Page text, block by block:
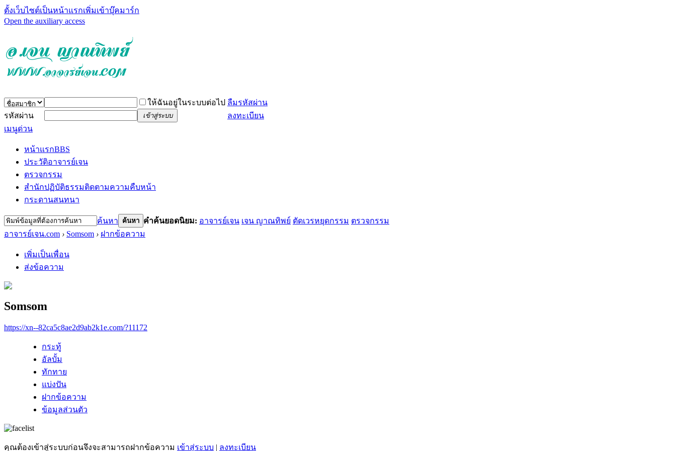
ตั้งเว็บไซต์เป็นหน้าแรกเพิ่มเข้าบุ๊คมาร์ก
Open the auxiliary access
ให้ฉันอยู่ในระบบต่อไป ลืมรหัสผ่าน
รหัสผ่าน
เข้าสู่ระบบ
ลงทะเบียน
เมนูด่วน
หน้าแรกBBS
ประวัติอาจารย์เจน
ตรวจกรรม
สำนักปฏิบัติธรรมติดตามความคืบหน้า
กระดานสนทนา
ค้นหา ค้นหา คำค้นยอดนิยม: อาจารย์เจน เจน ญาณทิพย์ ตัดเวรหยุดกรรม ตรวจกรรม
อาจารย์เจน.com › Somsom › ฝากข้อความ
เพิ่มเป็นเพื่อน
ส่งข้อความ
Somsom
https://xn--82ca5c8ae2d9ab2k1e.com/?11172
กระทู้
อัลบั้ม
ทักทาย
แบ่งปัน
ฝากข้อความ
ข้อมูลส่วนตัว
คุณต้องเข้าสู่ระบบก่อนจึงจะสามารถฝากข้อความ เข้าสู่ระบบ | ลงทะเบียน